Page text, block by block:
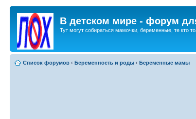
В детском мире - форум
Тут могут собираться мамочки, беременные, те кто
Список форумов ‹ Беременность и роды ‹ Беременные мамы